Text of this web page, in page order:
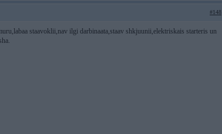
#148
staavoklii,nav ilgi darbinaata,staav shkjuunii,elektriskais starteris un